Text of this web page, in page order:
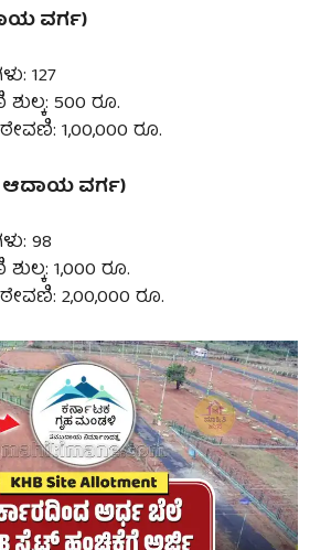
ವರ್ಗ)
127
500 ರೂ.
1,00,000 ರೂ.
ಆದಾಯ ವರ್ಗ)
98
1,000 ರೂ.
2,00,000 ರೂ.